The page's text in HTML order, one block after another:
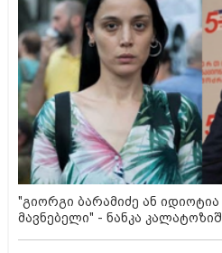
"გიორგი ბარამიძე ან
მავნებელი" - ნანკა